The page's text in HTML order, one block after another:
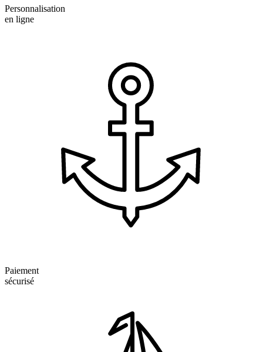
Personnalisation
en ligne
Paiement
sécurisé